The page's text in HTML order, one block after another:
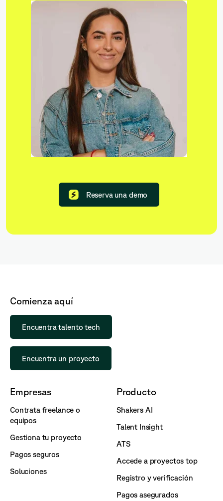
Reserva una demo
Comienza aquí
Encuentra talento tech
Encuentra un proyecto
Empresas
Contrata freelance o
equipos
Gestiona tu proyecto
Pagos seguros
Soluciones
Producto
Shakers AI
Talent Insight
ATS
Accede a proyectos top
Registro y verificación
Pagos asegurados